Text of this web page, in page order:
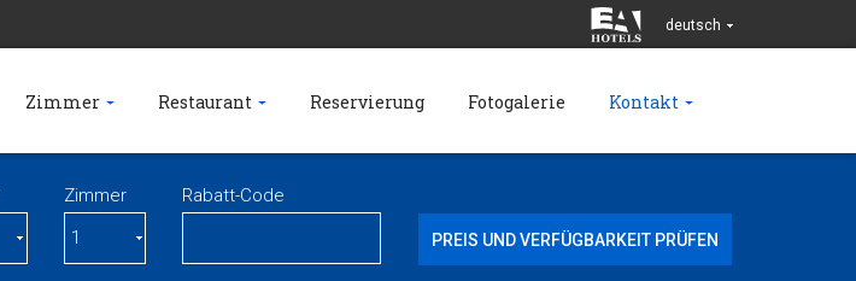
deutsch
Zimmer Restaurant Reservierung Fotogalerie Kontakt
Zimmer Rabatt-Code